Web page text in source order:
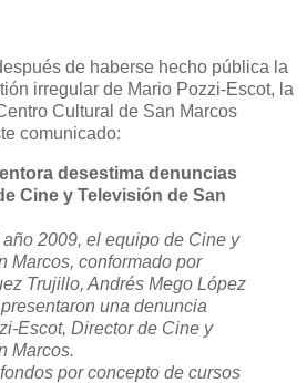
de haberse hecho pública la
irregular de Mario Pozzi-Escot, la
Cultural de San Marcos
comunicado:
desestima denuncias
Cine y Televisión de San
2009, el equipo de Cine y
Marcos, conformado por
Trujillo, Andrés Mego López
una denuncia
Escot, Director de Cine y
Marcos.
por concepto de cursos